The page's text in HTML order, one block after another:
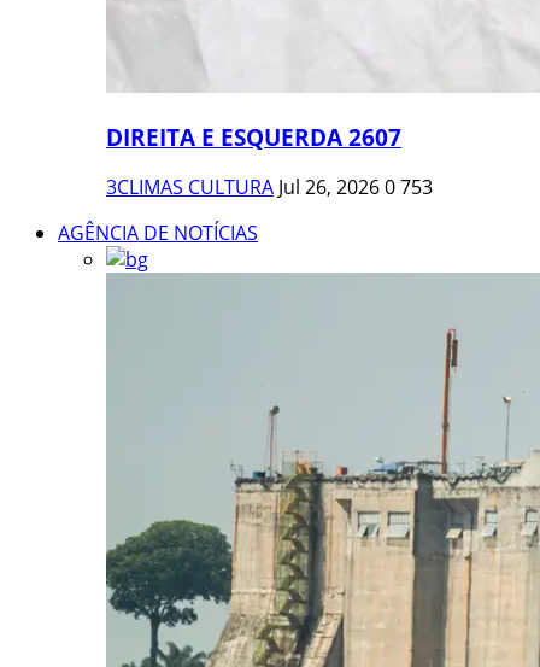
DIREITA E ESQUERDA 2607
3CLIMAS CULTURA Jul 26, 20260753
AGÊNCIA DE NOTÍCIAS